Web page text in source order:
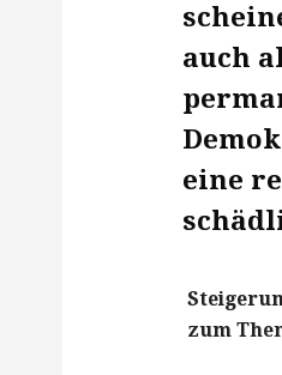
auch
eine
zum